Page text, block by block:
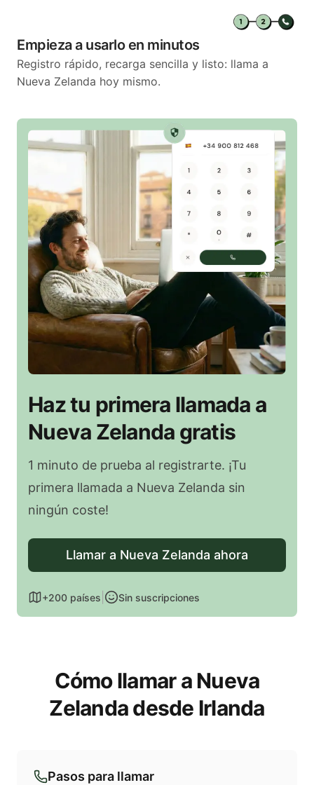
Empieza a usarlo en minutos
Registro rápido, recarga sencilla y listo: llama a
Nueva Zelanda hoy mismo.
Haz tu primera llamada a
Nueva Zelanda gratis
1 minuto de prueba al registrarte. ¡Tu
primera llamada a Nueva Zelanda sin
ningún coste!
Llamar a Nueva Zelanda ahora
+200 países Sin suscripciones
Cómo llamar a Nueva
Zelanda desde Irlanda
Pasos para llamar